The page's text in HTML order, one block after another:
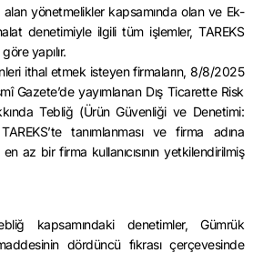
alan yönetmelikler kapsamında olan ve Ek-
denetimiyle ilgili tüm işlemler, TAREKS
yapılır.
ithal etmek isteyen firmaların, 8/8/2025
Gazete’de yayımlanan Dış Ticarette Risk
Tebliğ (Ürün Güvenliği ve Denetimi:
tanımlanması ve firma adına
az bir firma kullanıcısının yetkilendirilmiş
kapsamındaki denetimler, Gümrük
dördüncü fıkrası çerçevesinde